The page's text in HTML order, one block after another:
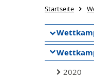
Startseite
2020